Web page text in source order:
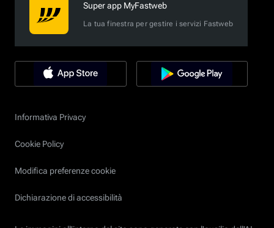
Super app MyFastweb
La tua finestra per gestire i servizi Fastweb
Informativa Privacy
Cookie Policy
Modifica preferenze cookie
Dichiarazione di accessibilità